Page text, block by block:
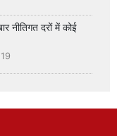
नीतिगत दरों में कोई